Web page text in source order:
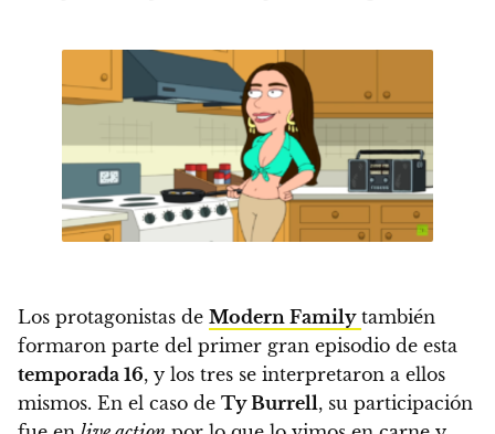
Los protagonistas de Modern Family también
formaron parte del primer gran episodio de esta
temporada 16, y los tres se interpretaron a ellos
mismos. En el caso de Ty Burrell, su participación